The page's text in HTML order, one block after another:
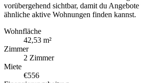
vorübergehend sichtbar, damit du
ähnliche aktive Wohnungen finden kannst.
Wohnfläche
42,53 m²
Zimmer
2 Zimmer
Miete
€556